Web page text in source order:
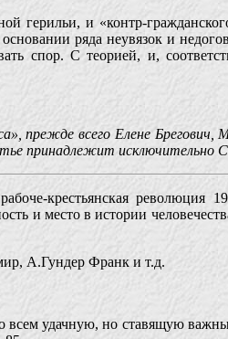
герильи, и «контр-
ряда неувязок и
спор. С теорией, и,
прежде всего Елене Брегович,
принадлежит исключительно
крестьянская революция
и место в истории
А.Гундер Франк и т.д.
всем удачную, но ставящую